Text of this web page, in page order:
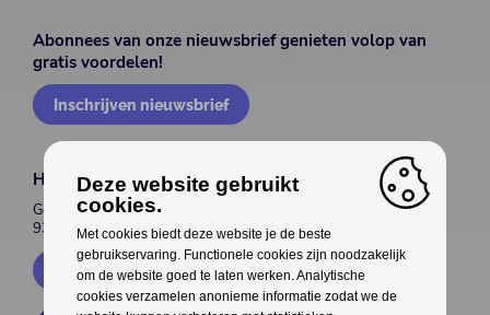
Abonnees van onze nieuwsbrief genieten volop van
gratis voordelen!
Inschrijven nieuwsbrief
House of Entertainment
Gentsesteenweg 514
9300 Aalst
Contacteer ons
Deze website gebruikt
cookies.
Met cookies biedt deze website je de beste
gebruikservaring. Functionele cookies zijn noodzakelijk
om de website goed te laten werken. Analytische
cookies verzamelen anonieme informatie zodat we de